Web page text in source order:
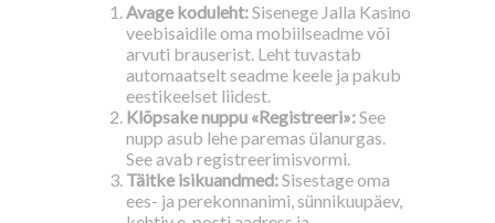
Avage koduleht:Sisenege Jalla Kasino
veebisaidile oma mobiilseadme või
arvuti brauserist. Leht tuvastab
automaatselt seadme keele ja pakub
eestikeelset liidest.
Klõpsake nuppu «Registreeri»:See
nupp asub lehe paremas ülanurgas.
See avab registreerimisvormi.
Täitke isikuandmed:Sisestage oma
ees- ja perekonnanimi, sünnikuupäev,